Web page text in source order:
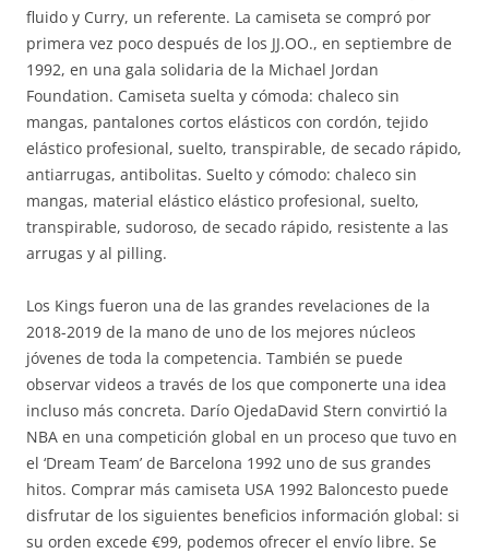
fluido y Curry, un referente. La camiseta se compró por
primera vez poco después de los JJ.OO., en septiembre de
1992, en una gala solidaria de la Michael Jordan
Foundation. Camiseta suelta y cómoda: chaleco sin
mangas, pantalones cortos elásticos con cordón, tejido
elástico profesional, suelto, transpirable, de secado rápido,
antiarrugas, antibolitas. Suelto y cómodo: chaleco sin
mangas, material elástico elástico profesional, suelto,
transpirable, sudoroso, de secado rápido, resistente a las
arrugas y al pilling.
Los Kings fueron una de las grandes revelaciones de la
2018-2019 de la mano de uno de los mejores núcleos
jóvenes de toda la competencia. También se puede
observar videos a través de los que componerte una idea
incluso más concreta. Darío OjedaDavid Stern convirtió la
NBA en una competición global en un proceso que tuvo en
el ‘Dream Team’ de Barcelona 1992 uno de sus grandes
hitos. Comprar más camiseta USA 1992 Baloncesto puede
disfrutar de los siguientes beneficios información global: si
su orden excede €99, podemos ofrecer el envío libre. Se